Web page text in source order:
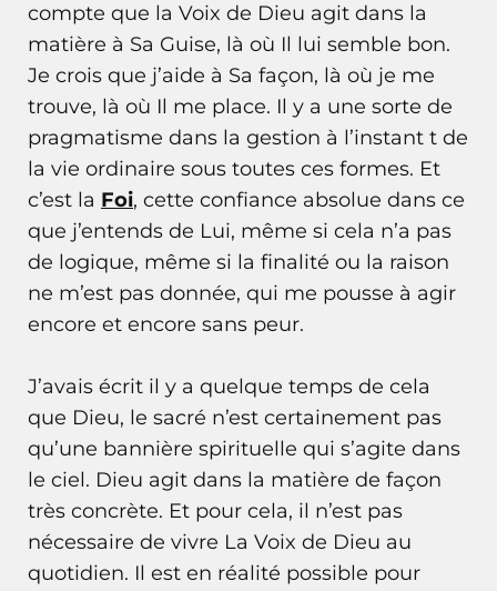
compte que la Voix de Dieu agit dans la
matière à Sa Guise, là où Il lui semble bon.
Je crois que j’aide à Sa façon, là où je me
trouve, là où Il me place. Il y a une sorte de
pragmatisme dans la gestion à l’instant t de
la vie ordinaire sous toutes ces formes. Et
c’est la Foi, cette confiance absolue dans ce
que j’entends de Lui, même si cela n’a pas
de logique, même si la finalité ou la raison
ne m’est pas donnée, qui me pousse à agir
encore et encore sans peur.
J’avais écrit il y a quelque temps de cela
que Dieu, le sacré n’est certainement pas
qu’une bannière spirituelle qui s’agite dans
le ciel. Dieu agit dans la matière de façon
très concrète. Et pour cela, il n’est pas
nécessaire de vivre La Voix de Dieu au
quotidien. Il est en réalité possible pour